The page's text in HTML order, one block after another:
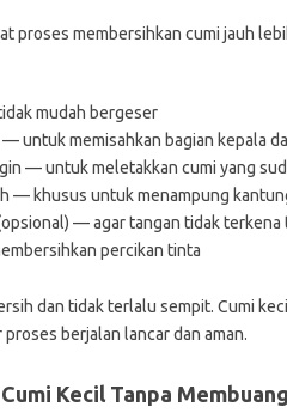
proses membersihkan cumi jauh
mudah bergeser
untuk memisahkan bagian kepala
— untuk meletakkan cumi yang
— khusus untuk menampung
— agar tangan tidak terkena
percikan tinta
dan tidak terlalu sempit. Cumi
berjalan lancar dan aman.
Kecil Tanpa